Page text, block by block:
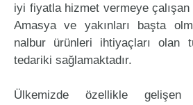
iyi fiyatla hizmet vermeye çalışan
Amasya ve yakınları başta
nalbur ürünleri ihtiyaçları olan
tedariki sağlamaktadır.
Ülkemizde özellikle